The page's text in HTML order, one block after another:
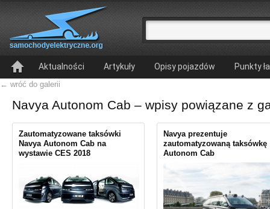
Aktualności Artykuły Opisy pojazdów Punkty
← wróć do galerii
Navya Autonom Cab – wpisy powiązane z
Zautomatyzowane taksówki
Navya Autonom Cab na
wystawie CES 2018
Navya prezentuje
zautomatyzowaną taksówkę
Autonom Cab